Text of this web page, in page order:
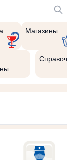
Магазины